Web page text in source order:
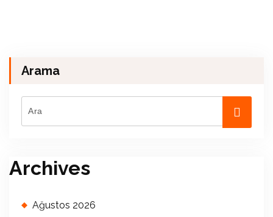
Arama
Archives
Ağustos 2026